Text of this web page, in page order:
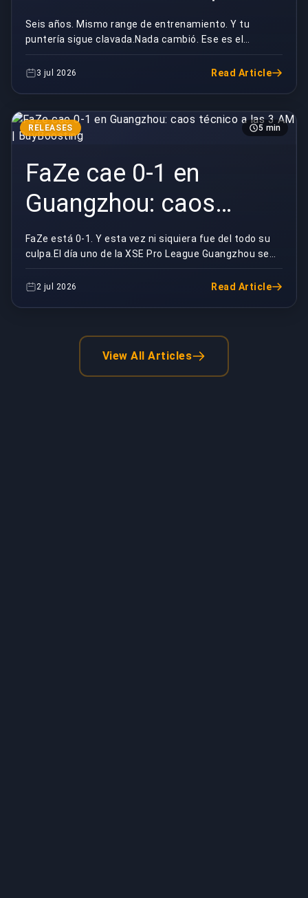
BuyBoosting
Seis años. Mismo range de entrenamiento. Y tu
puntería sigue clavada.Nada cambió. Ese es el
problema.Riot rehizo agentes, destrozó mapas,
reconstruyó ...
3 jul 2026 Read Article
RELEASES 5 min
FaZe cae 0-1 en
Guangzhou: caos
técnico a las 3 AM |
BuyBoosting
FaZe está 0-1. Y esta vez ni siquiera fue del todo su
culpa.El día uno de la XSE Pro League Guangzhou se
volvió un martirio, con la ronda inicial alar...
2 jul 2026 Read Article
View All Articles